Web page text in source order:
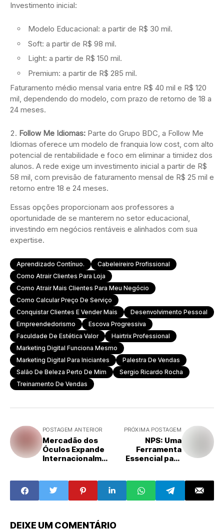
Investimento inicial:
Modelo Educacional: a partir de R$ 30 mil.
Soft: a partir de R$ 98 mil.
Light: a partir de R$ 150 mil.
Premium: a partir de R$ 285 mil.
Faturamento médio mensal varia entre R$ 40 mil e R$ 120
mil, dependendo do modelo, com prazo de retorno de 18 a
24 meses.
Follow Me Idiomas: Parte do Grupo BDC, a Follow Me
Idiomas oferece um modelo de franquia low cost, com alto
potencial de rentabilidade e foco em eliminar a timidez dos
alunos. A rede exige um investimento inicial a partir de R$
58 mil, com previsão de faturamento mensal de R$ 25 mil e
retorno entre 18 e 24 meses.
Essas opções proporcionam aos professores a
oportunidade de se manterem no setor educacional,
investindo em negócios rentáveis e alinhados com sua
expertise.
Aprendizado Contínuo.
Cabeleireiro Profissional
Como Atrair Clientes Para Loja
Como Atrair Mais Clientes Para Meu Negócio
Como Calcular Preço De Serviço
Conquistar Clientes E Vender Mais
Desenvolvimento Pessoal
Empreendedorismo
Escova Progressiva
Faculdade De Estética Valor
Hairtrix Professional
Marketing Digital Funciona Mesmo
Marketing Digital Para Iniciantes
Palestra De Vendas
Salão De Beleza Perto De Mim
Sergio Ricardo Rocha
Treinamento De Vendas
POSTAGEM ANTERIOR
Mercadão dos
Óculos Expande
Internacionalmen
em Portugal até
2025
PRÓXIMA POSTAGEM
NPS: Uma
Ferramenta
Essencial para
Redes de
Franquias
DEIXE UM COMENTÁRIO